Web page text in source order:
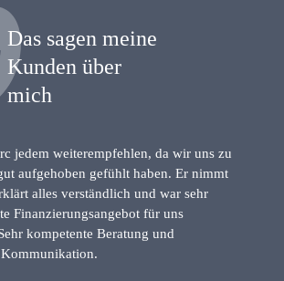
Das sagen meine
Kunden über
mich
jedem weiterempfehlen, da wir uns zu
aufgehoben gefühlt haben. Er nimmt
alles verständlich und war sehr
Finanzierungsangebot für uns
kompetente Beratung und